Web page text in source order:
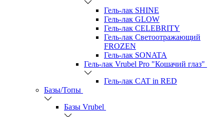
Гель-лак SHINE
Гель-лак GLOW
Гель-лак CELEBRITY
Гель-лак Светоотражающий
FROZEN
Гель-лак SONATA
Гель-лак Vrubel Pro "Кошачий глаз"
Гель-лак CAT in RED
Базы/Топы
Базы Vrubel